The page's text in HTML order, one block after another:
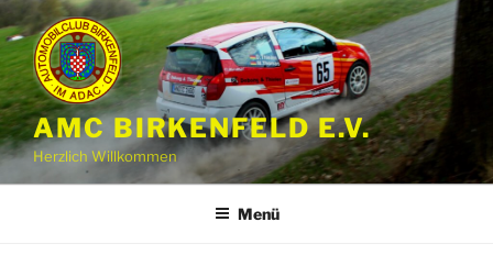
Zum
Inhalt
springen
AMC BIRKENFELD E.V.
Herzlich Willkommen
Menü